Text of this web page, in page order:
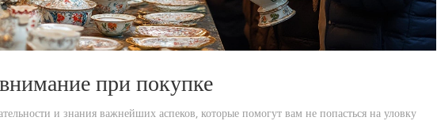
при покупке
и знания важнейших аспеков, которые помогут вам не попасться на уловку